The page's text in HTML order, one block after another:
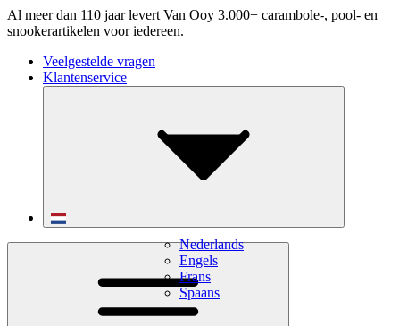
Al meer dan 110 jaar levert Van Ooy 3.000+ carambole-, pool- en
snookerartikelen voor iedereen.
Veelgestelde vragen
Klantenservice
Nederlands
Engels
Frans
Spaans